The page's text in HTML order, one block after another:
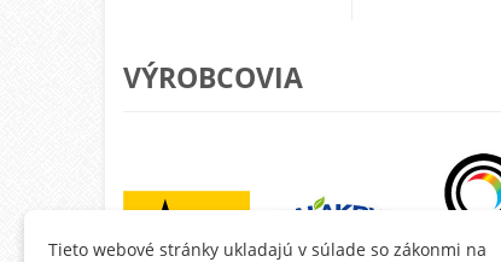
VÝROBCOVIA
Tieto webové stránky ukladajú v súlade so zákonmi na